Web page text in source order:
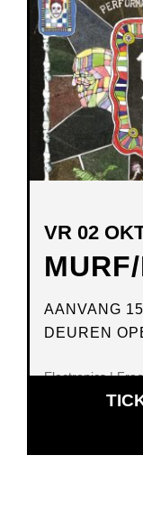
VR 02
AANVANG
DEUREN
Electronics |